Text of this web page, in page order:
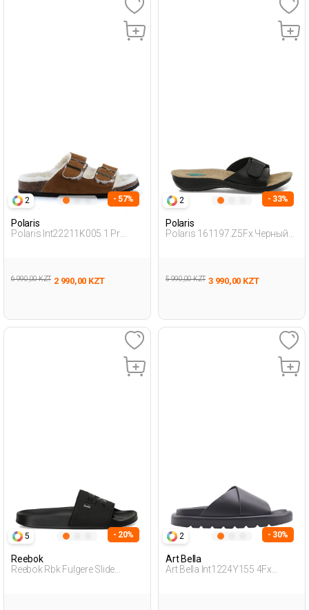
2 - 57%
Polaris
Polaris Int22211K005 1 Pr
6 990,00 KZT 2 990,00 KZT
2 - 33%
Polaris
Polaris 161197.Z5Fx Черный
5 990,00 KZT 3 990,00 KZT
5 - 20%
Reebok
Reebok Rbk Fulgere Slide
2 - 30%
Art Bella
Art Bella Int1224Y155 4Fx